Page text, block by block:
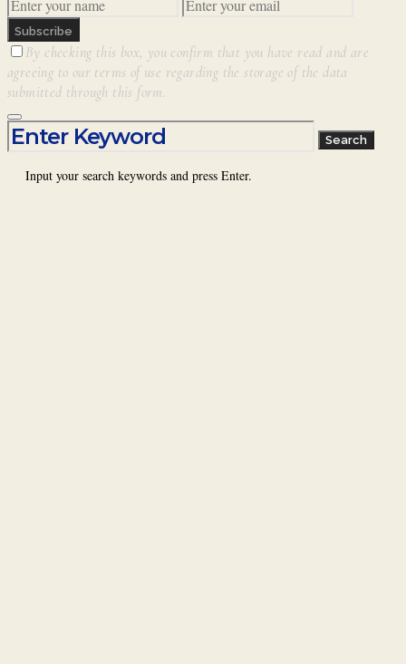
Subscribe
By checking this box, you confirm that you have read and are
agreeing to our terms of use regarding the storage of the data
submitted through this form.
Search for:
Search
Input your search keywords and press Enter.